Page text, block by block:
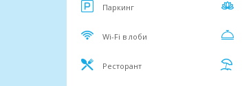
Паркинг
Wi-Fi в лоби
Ресторант